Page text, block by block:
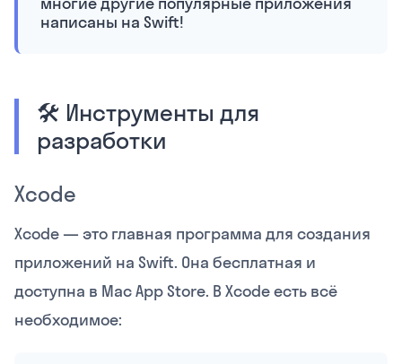
написаны на Swift!
🛠️ Инструменты для
разработки
Xcode
Xcode — это главная программа для создания
приложений на Swift. Она бесплатная и
доступна в Mac App Store. В Xcode есть всё
необходимое: